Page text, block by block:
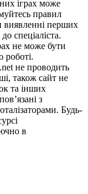
іграх може
правил
виявленні перших
спеціаліста.
не може бути
роботі.
не проводить
також сайт не
та інших
з
Будь-
в